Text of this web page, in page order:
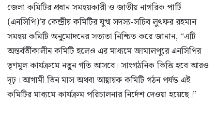
জেলা কমিটির প্রধান সমন্বয়কারী ও জাতীয় নাগরিক পার্টি
(এনসিপি)’র কেন্দ্রীয় কমিটির যুগ্ম সদস্য-সচিব লুৎফর রহমান
সমন্বয় কমিটি অনুমোদনের সত্যতা নিশ্চিত করে জানান, “এটি
অন্তর্বর্তীকালীন কমিটি হলেও এর মাধ্যমে জামালপুরে এনসিপির
তৃণমূল কার্যক্রমে নতুন গতি আসবে। সাংগঠনিক ভিত্তি হবে আরও
দৃঢ়। আগামী তিন মাস অথবা আহ্বায়ক কমিটি গঠন পর্যন্ত এই
কমিটির মাধ্যমে কার্যক্রম পরিচালনার নির্দেশ দেওয়া হয়েছে।”